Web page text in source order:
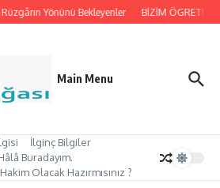
Rüzgârın Yönünü Bekleyenler BİZİM
Main Menu
İlginç Bilgiler
Buradayım.
Olacak Hazırmısınız ?